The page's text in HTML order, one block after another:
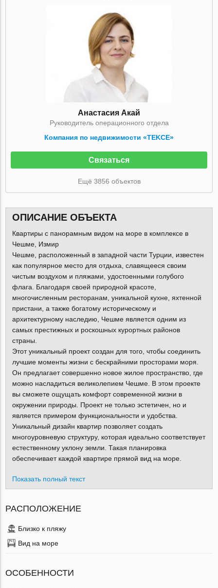
Анастасия Акай
Руководитель операционного отдела
Компания по недвижимости «TEKCE»
Связаться
Ещё 3856 объектов
ОПИСАНИЕ ОБЪЕКТА
Квартиры с панорамным видом на море в комплексе в
Чешме, Измир
Чешме, расположенный в западной части Турции, известен
как популярное место для отдыха, славящееся своим
чистым воздухом и пляжами, удостоенными голубого
флага. Благодаря своей природной красоте,
многочисленным ресторанам, уникальной кухне, яхтенной
пристани, а также богатому историческому и
архитектурному наследию, Чешме является одним из
самых престижных и роскошных курортных районов
страны.
Этот уникальный проект создан для того, чтобы соединить
лучшие моменты жизни с бескрайними просторами моря.
Он предлагает совершенно новое жилое пространство, где
можно насладиться великолепием Чешме. В этом проекте
вы сможете ощущать комфорт современной жизни в
окружении природы. Проект не только эстетичен, но и
является примером функциональности и удобства.
Уникальный дизайн квартир позволяет создать
многоуровневую структуру, которая идеально соответствует
естественному уклону земли. Такая планировка
обеспечивает каждой квартире прямой вид на море.
Показать полный текст
РАСПОЛОЖЕНИЕ
Близко к пляжу
Вид на море
ОСОБЕННОСТИ